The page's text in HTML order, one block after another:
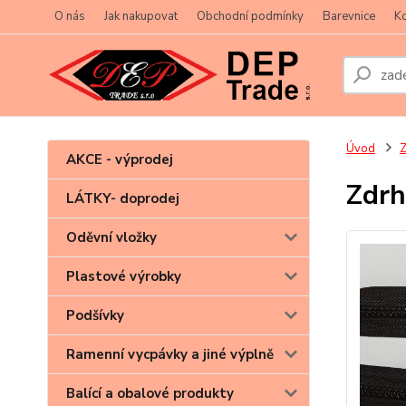
O nás Jak nakupovat Obchodní podmínky Barevnice
AKCE - výprodej
LÁTKY- doprodej
Oděvní vložky
Plastové výrobky
Podšívky
Ramenní vycpávky a jiné výplně
Balící a obalové produkty
Úvod